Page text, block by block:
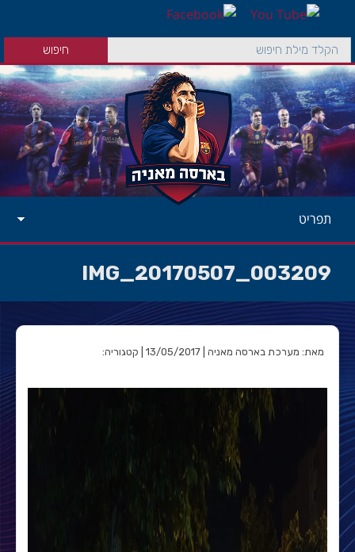
תפריט
IMG_20170507_003209
מאת: מערכת בארסה מאניה | 13/05/2017 | קטגוריה: